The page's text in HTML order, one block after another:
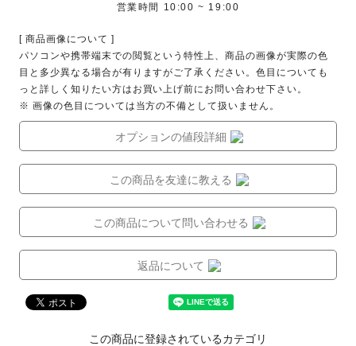
営業時間 10:00 ~ 19:00
[ 商品画像について ]
パソコンや携帯端末での閲覧という特性上、商品の画像が実際の色
目と多少異なる場合が有りますがご了承ください。色目についても
っと詳しく知りたい方はお買い上げ前にお問い合わせ下さい。
※ 画像の色目については当方の不備として扱いません。
オプションの値段詳細
この商品を友達に教える
この商品について問い合わせる
返品について
この商品に登録されているカテゴリ